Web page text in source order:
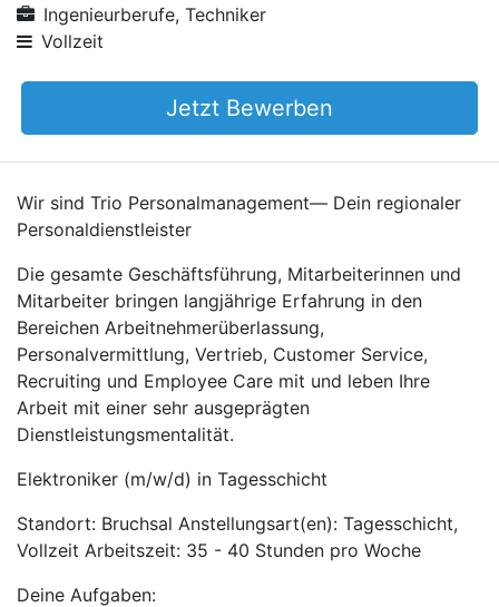
Ingenieurberufe, Techniker
Vollzeit
Jetzt Bewerben
Wir sind Trio Personalmanagement— Dein regionaler
Personaldienstleister
Die gesamte Geschäftsführung, Mitarbeiterinnen und
Mitarbeiter bringen langjährige Erfahrung in den
Bereichen Arbeitnehmerüberlassung,
Personalvermittlung, Vertrieb, Customer Service,
Recruiting und Employee Care mit und leben Ihre
Arbeit mit einer sehr ausgeprägten
Dienstleistungsmentalität.
Elektroniker (m/w/d) in Tagesschicht
Standort: Bruchsal Anstellungsart(en): Tagesschicht,
Vollzeit Arbeitszeit: 35 - 40 Stunden pro Woche
Deine Aufgaben: